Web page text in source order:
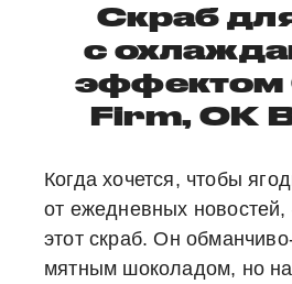
Скраб
с
эффектом
Firm, OK
Когда хочется, чтобы
от ежедневных
этот скраб. Он
мятным шоколадом, но